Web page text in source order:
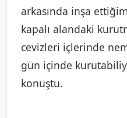
arkasında inşa
kapalı alandaki
cevizleri içlerinde
gün içinde
konuştu.